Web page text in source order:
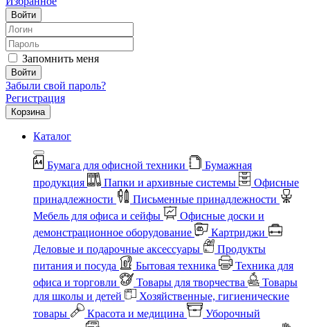
Войти
Запомнить меня
Войти
Забыли свой пароль?
Регистрация
Корзина
Каталог
Бумага для офисной техники
Бумажная
продукция
Папки и архивные системы
Офисные
принадлежности
Письменные принадлежности
Мебель для офиса и сейфы
Офисные доски и
демонстрационное оборудование
Картриджи
Деловые и подарочные аксессуары
Продукты
питания и посуда
Бытовая техника
Техника для
офиса и торговли
Товары для творчества
Товары
для школы и детей
Хозяйственные, гигиенические
товары
Красота и медицина
Уборочный